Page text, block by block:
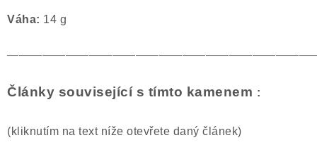
Váha: 14 g
Články související s tímto kamenem :
(kliknutím na text níže otevřete daný článek)